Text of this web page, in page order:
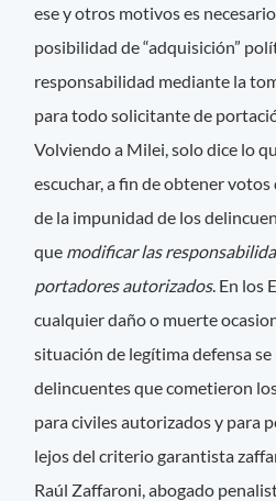
ese y otros motivos es
posibilidad de “adquisición”
responsabilidad mediante la
para todo solicitante de
Volviendo a Milei, solo dice lo
escuchar, a fin de obtener
de la impunidad de los
que modificar las
portadores autorizados. En los
cualquier daño o muerte
situación de legítima defensa
delincuentes que cometieron
para civiles autorizados y para
lejos del criterio garantista
Raúl Zaffaroni, abogado